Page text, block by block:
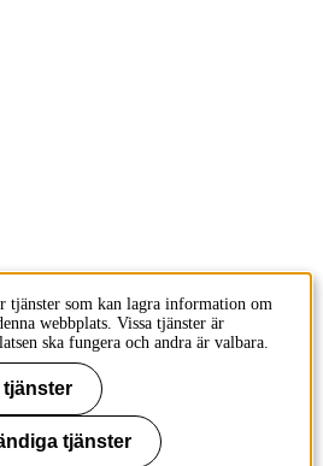
tjänster som kan lagra information om
webbplats. Vissa tjänster är
ska fungera och andra är valbara.
tjänster
tjänster